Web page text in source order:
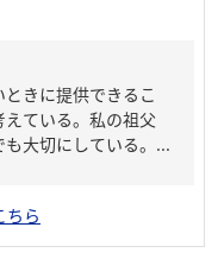
きに提供できるこ
ている。私の祖父
大切にしている。...
ちら